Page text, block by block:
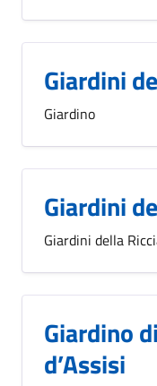
Giardini
Giardino
Giardini
Giardini della
Giardino
d’Assisi